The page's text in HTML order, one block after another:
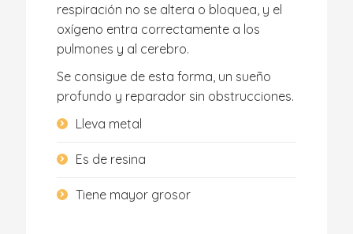
respiración no se altera o bloquea, y el
oxígeno entra correctamente a los
pulmones y al cerebro.
Se consigue de esta forma, un sueño
profundo y reparador sin obstrucciones.
Lleva metal
Es de resina
Tiene mayor grosor